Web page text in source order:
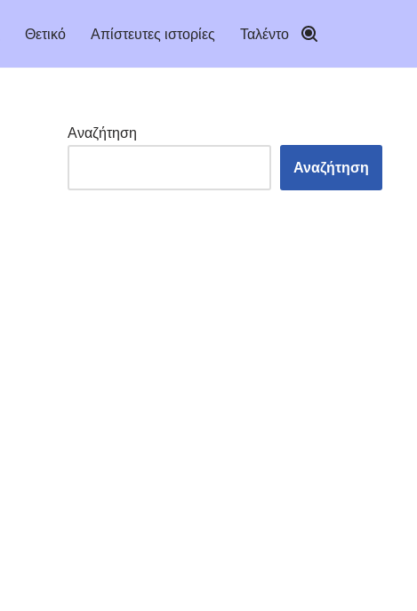
Θετικό Απίστευτες ιστορίες Ταλέντο
Αναζήτηση
Αναζήτηση